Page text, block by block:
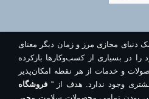
دنیای مجازی مرز و زمان دیگر معنای
را در بسیاری از کسب‌وکارها بازکرده
و خدمات از هر نقطه امکان‌پذیر
وجود ندارد. هدف از “ فروشگاه